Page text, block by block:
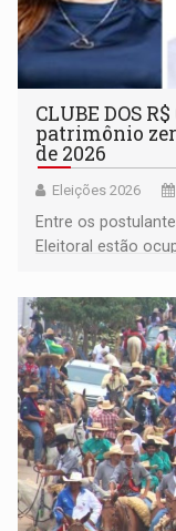
CLUBE DOS
patrimônio
de 2026
Eleições 2026
Entre os
Eleitoral estão
Pedro Geovar
(NOVO)